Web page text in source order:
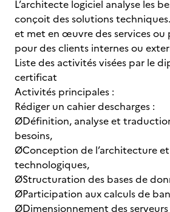
L’architecte logiciel analyse les
conçoit des solutions
et met en œuvre des services
pour des clients internes ou
Liste des activités visées par le
certificat
Activités principales :
Rédiger un cahier descharges :
ØDéfinition, analyse et
besoins,
ØConception de l’architecture
technologiques,
ØStructuration des bases de
ØParticipation aux calculs de
ØDimensionnement des